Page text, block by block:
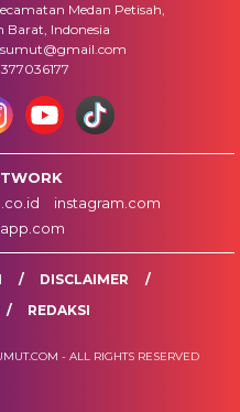
Medan Petisah,
Barat, Indonesia
instagram.com
DISCLAIMER
REDAKSI
- ALL RIGHTS RESERVED